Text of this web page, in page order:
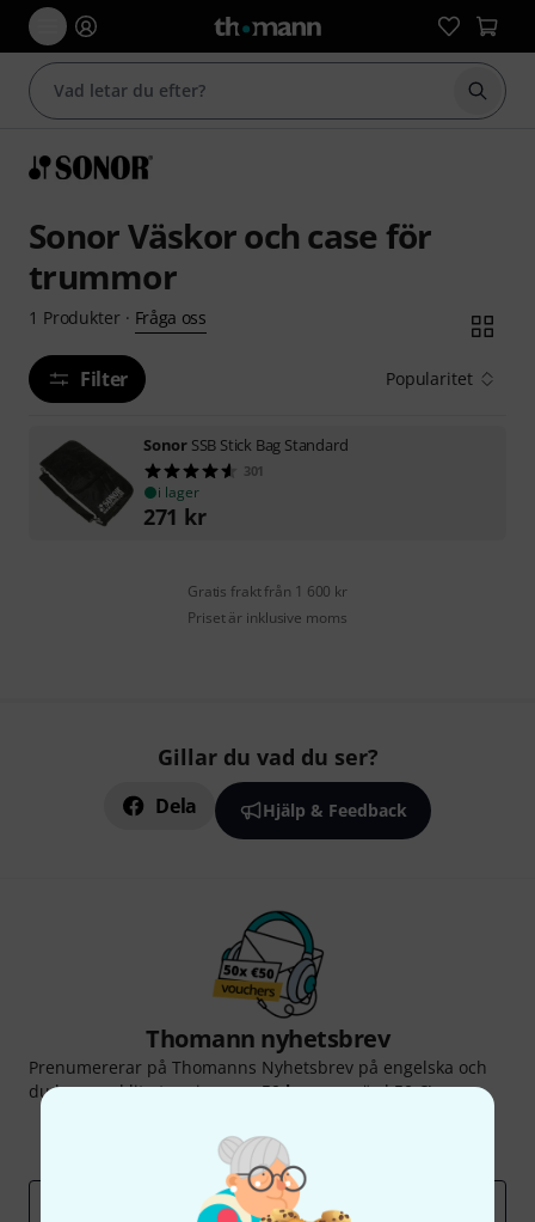
Börja
Sonor Väskor och case för
trummor
1 Produkter· Fråga oss
Filter Popularitet
Sonor SSB Stick Bag Standard
301
i lager
271 kr
Gratis frakt från 1 600 kr
Priset är inklusive moms
Gillar du vad du ser?
Dela Hjälp & Feedback
Thomann nyhetsbrev
Prenumererar på Thomanns Nyhetsbrev på engelska och
du kan med lite tur vinna en50 kupongvärd50 €!
Thomann Insikter